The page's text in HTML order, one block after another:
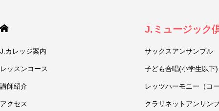
J.カレッジ案内
レッスンコース
講師紹介
アクセス
J.ミュージック
サックスアンサンブル
子ども合唱(小学生以下)
レッツハーモニー（コ
クラリネットアンサン